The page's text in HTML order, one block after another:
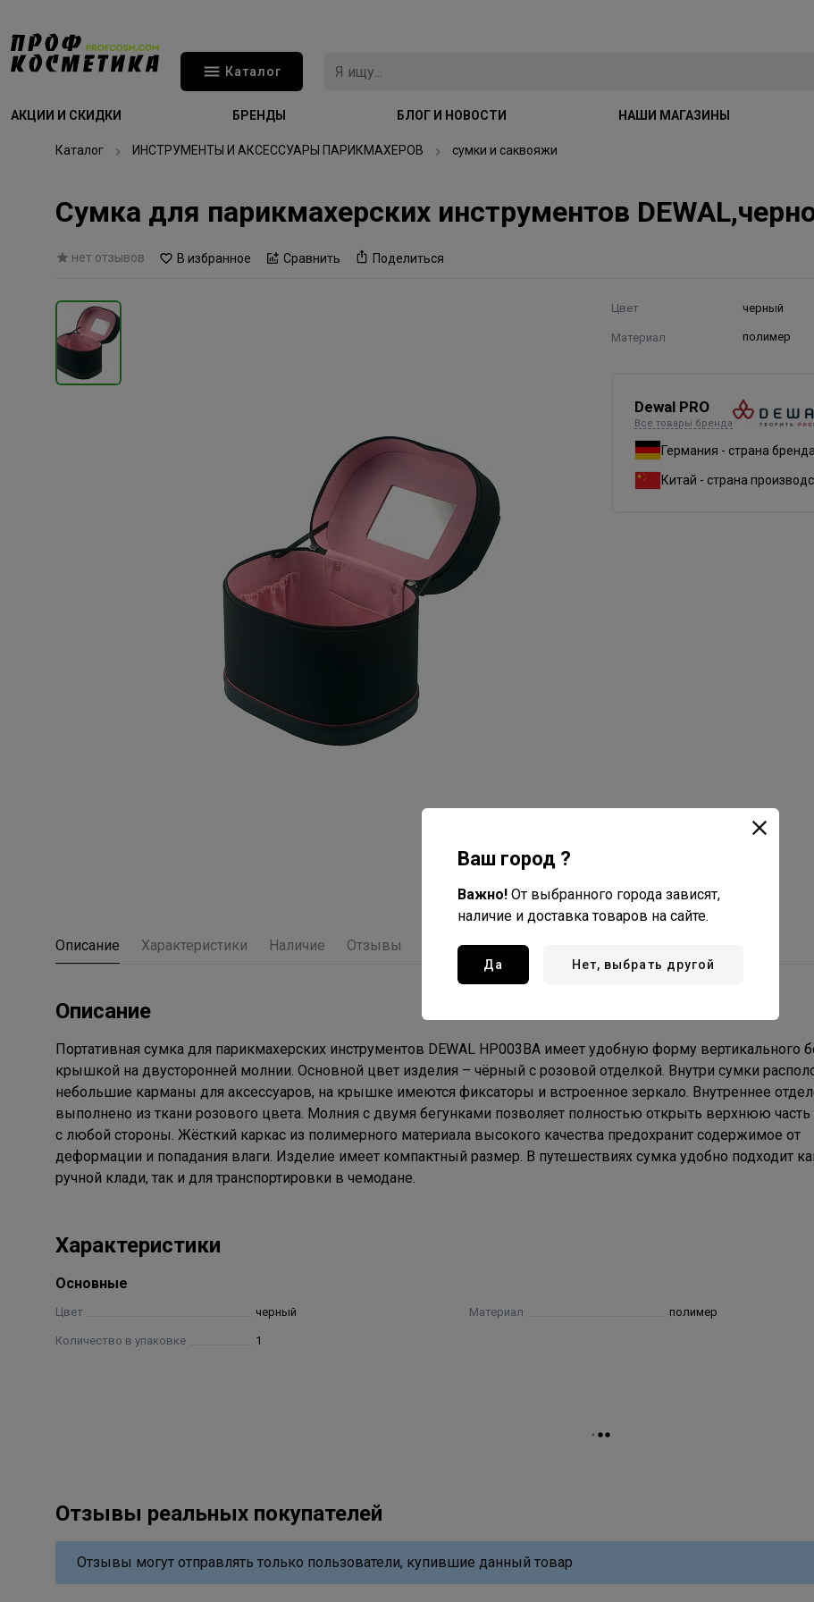
Каталог
АКЦИИ И СКИДКИ БРЕНДЫ БЛОГ И НОВОСТИ НАШИ МАГАЗИНЫ
Каталог ИНСТРУМЕНТЫ И АКСЕССУАРЫ ПАРИКМАХЕРОВ сумки и саквояжи
Сумка для парикмахерских инструментов
нет отзывов В избранное Сравнить Поделиться
Цвет черный
Материал полимер
Dewal PRO
Все товары бренда
Германия - страна бренда
Китай - страна
Описание Характеристики Наличие Отзывы
Описание
Портативная сумка для парикмахерских инструментов DEWAL HP003BA имеет удобную форму вертикального
крышкой на двусторонней молнии. Основной цвет изделия – чёрный с розовой отделкой. Внутри сумки
небольшие карманы для аксессуаров, на крышке имеются фиксаторы и встроенное зеркало. Внутреннее
выполнено из ткани розового цвета. Молния с двумя бегунками позволяет полностью открыть верхнюю часть
с любой стороны. Жёсткий каркас из полимерного материала высокого качества предохранит содержимое от
деформации и попадания влаги. Изделие имеет компактный размер. В путешествиях сумка удобно подходит
ручной клади, так и для транспортировки в чемодане.
Характеристики
Основные
Цвет черный
Количество в упаковке 1
Материал полимер
Отзывы реальных покупателей
Отзывы могут отправлять только пользователи, купившие данный товар
Ваш город ?
Важно! От выбранного города зависят,
наличие и доставка товаров на сайте.
Да Нет, выбрать другой